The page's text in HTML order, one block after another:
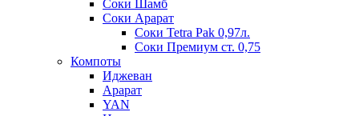
Соки Шамб
Соки Арарат
Соки Tetra Pak 0,97л.
Соки Премиум ст. 0,75
Компоты
Иджеван
Арарат
YAN